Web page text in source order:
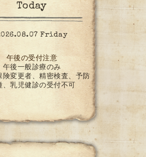
Today
Friday
午後の受付注意
午後一般診療のみ
険変更者、精密検査、予防
、乳児健診の受付不可